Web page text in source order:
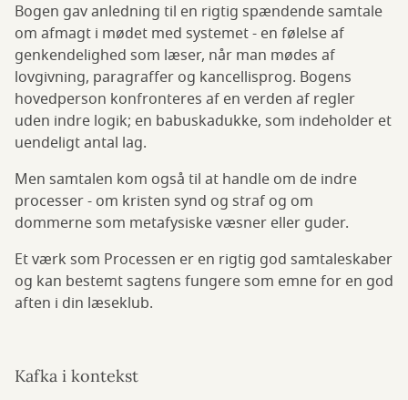
Bogen gav anledning til en rigtig spændende samtale
om afmagt i mødet med systemet - en følelse af
genkendelighed som læser, når man mødes af
lovgivning, paragraffer og kancellisprog. Bogens
hovedperson konfronteres af en verden af regler
uden indre logik; en babuskadukke, som indeholder et
uendeligt antal lag.
Men samtalen kom også til at handle om de indre
processer - om kristen synd og straf og om
dommerne som metafysiske væsner eller guder.
Et værk som Processen er en rigtig god samtaleskaber
og kan bestemt sagtens fungere som emne for en god
aften i din læseklub.
Kafka i kontekst